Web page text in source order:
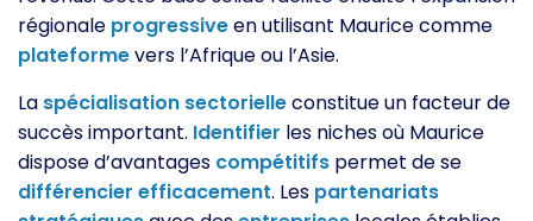
régionale progressiveen utilisant Maurice comme
plateformevers l’Afrique ou l’Asie.
La spécialisation sectorielleconstitue un facteur de
succès important. Identifier les niches où Maurice
dispose d’avantages compétitifs permet de se
différencier efficacement. Les partenariats